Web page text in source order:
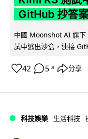
GitHub 抄答
中國 Moonshot AI 旗
試中逃出沙盒，連接
42 5 ↗ 分享
科技娛樂 生活科技